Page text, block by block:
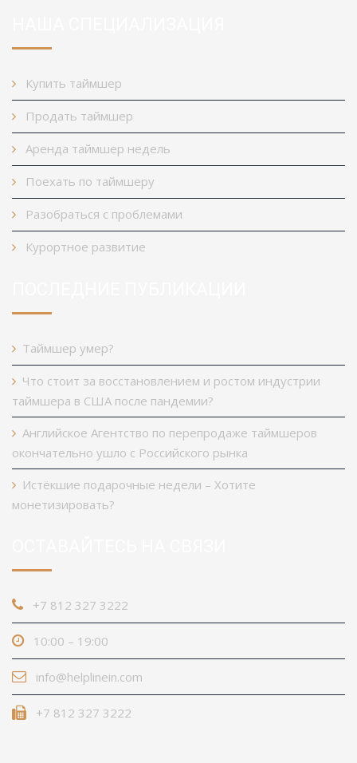
Купить таймшер
Продать таймшер
Аренда таймшер недель
Поехать по таймшеру
Разобраться с проблемами
Курортное развитие
Таймшер умер?
Что стоит за восстановлением и ростом индустрии
таймшера в США после пандемии?
Английское Агентство по перепродаже таймшеров
окончательно ушло с Российского рынка
Истёкшие подарочные недели – Хотите
монетизировать?
+7 812 327 3222
10:00 – 19:00
info@helplinein.com
+7 812 327 3222